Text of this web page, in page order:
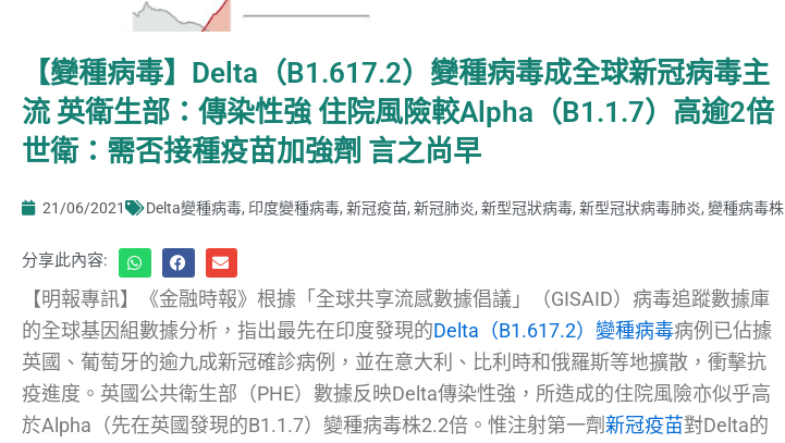
【變種病毒】Delta（B1.617.2）變種病毒成全球新冠病毒主
流 英衛生部：傳染性強 住院風險較Alpha（B1.1.7）高逾2倍
世衛：需否接種疫苗加強劑 言之尚早
21/06/2021 Delta變種病毒, 印度變種病毒, 新冠疫苗, 新冠肺炎, 新型冠狀病毒, 新型冠狀病毒肺炎, 變種病毒株
分享此內容:
【明報專訊】《金融時報》根據「全球共享流感數據倡議」（GISAID）病毒追蹤數據庫
的全球基因組數據分析，指出最先在印度發現的Delta（B1.617.2）變種病毒病例已佔據
英國、葡萄牙的逾九成新冠確診病例，並在意大利、比利時和俄羅斯等地擴散，衝擊抗
疫進度。英國公共衛生部（PHE）數據反映Delta傳染性強，所造成的住院風險亦似乎高
於Alpha（先在英國發現的B1.1.7）變種病毒株2.2倍。惟注射第一劑新冠疫苗對Delta的